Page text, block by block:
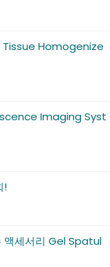
Tissue Homogenize
Imaging Syst
!
액세서리 Gel Spatul